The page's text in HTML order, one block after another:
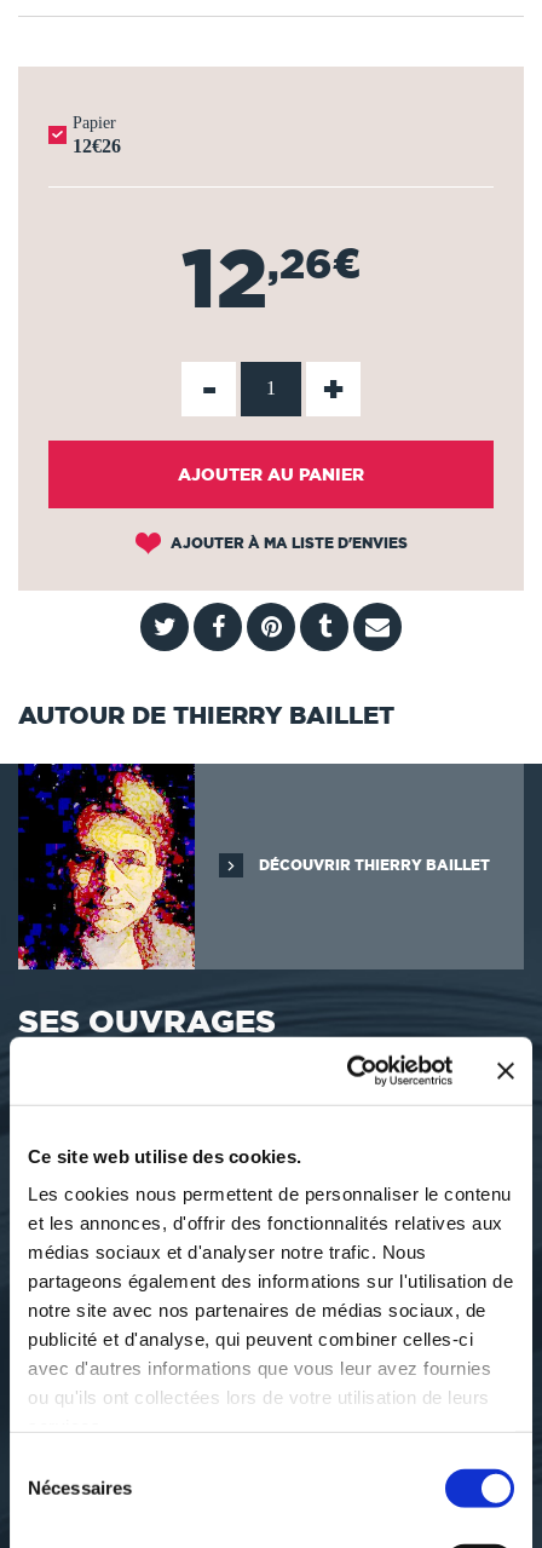
Ce site web utilise des cookies.
Les cookies nous permettent de personnaliser le contenu
et les annonces, d'offrir des fonctionnalités relatives aux
médias sociaux et d'analyser notre trafic. Nous
partageons également des informations sur l'utilisation de
notre site avec nos partenaires de médias sociaux, de
publicité et d'analyse, qui peuvent combiner celles-ci
avec d'autres informations que vous leur avez fournies
ou qu'ils ont collectées lors de votre utilisation de leurs
Nécessaires
Papier
12€26
12,26€
- +
AJOUTER AU PANIER
AJOUTER À MA LISTE D'ENVIES
AUTOUR DE THIERRY BAILLET
DÉCOUVRIR THIERRY BAILLET
SES OUVRAGES
TURLUTEXTES